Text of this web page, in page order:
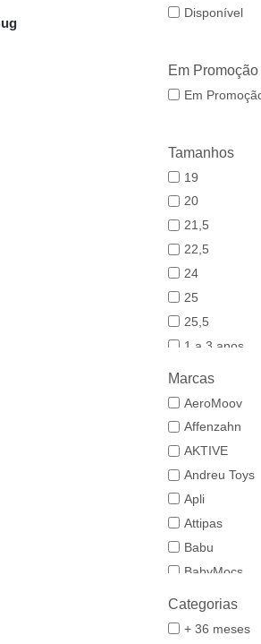
Disponível
Em Promoção
Em
Tamanhos
19
20
21,5
22,5
24
25
25,5
1 a 3 anos
29/30
3 a 6 anos
Marcas
AeroMoov
Affenzahn
AKTIVE
Andreu Toys
Apli
Attipas
Babu
BabyMocs
Babywoods
Categorias
+ 36 meses